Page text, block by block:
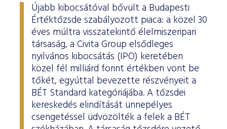
Újabb kibocsátóval bővült a Budapesti
Értéktőzsde szabályozott piaca: a közel 30
éves múltra visszatekintő élelmiszeripari
társaság, a Civita Group elsődleges
nyilvános kibocsátás (IPO) keretében
közel fél milliárd forint értékben vont be
tőkét, egyúttal bevezette részvényeit a
BÉT Standard kategóriájába. A tőzsdei
kereskedés elindítását ünnepélyes
csengetéssel üdvözölték a felek a BÉT